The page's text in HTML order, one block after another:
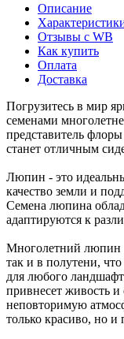
Описание
Отзывы c WB
Как купить
Оплата
Доставка
Погрузитесь в мир
семенами
представитель
станет отличным
Люпин - это
качество земли и
Семена люпина
адаптируются к
Многолетний люпин
так и в полутени,
для любого
привнесет живость и
неповторимую
только красиво, но и